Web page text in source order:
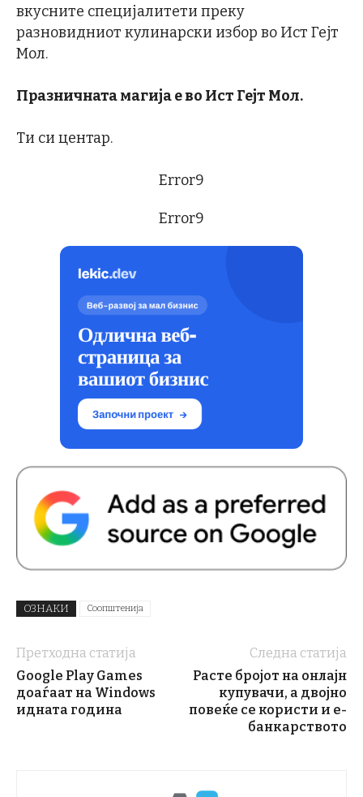
вкусните специјалитети преку
разновидниот кулинарски избор во Ист Гејт
Мол.
Празничната магија е во Ист Гејт Мол.
Ти си центар.
Error9
Error9
ОЗНАКИ Соопштенија
Претходна статија
Google Play Games
доаѓаат на Windows
идната година
Следна статија
Расте бројот на онлајн
купувачи, а двојно
повеќе се користи и е-
банкарството